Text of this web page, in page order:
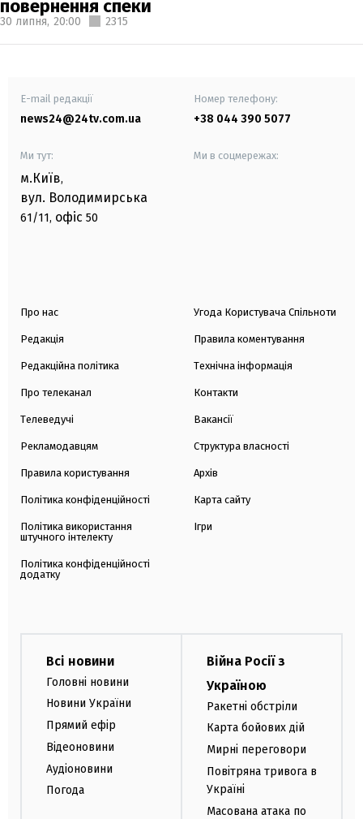
повернення спеки
30 липня, 20:00 2315
E-mail редакції
news24@24tv.com.ua
Номер телефону:
+38 044 390 5077
Ми тут:
м.Київ,
вул. Володимирська
61/11, офіс 50
Ми в соцмережах:
Про нас
Редакція
Редакційна політика
Про телеканал
Телеведучі
Рекламодавцям
Правила користування
Політика конфіденційності
Політика використання
штучного інтелекту
Політика конфіденційності
додатку
Угода Користувача Спільноти
Правила коментування
Технічна інформація
Контакти
Вакансії
Структура власності
Архів
Карта сайту
Ігри
Всі новини
Головні новини
Новини України
Прямий ефір
Відеоновини
Аудіоновини
Погода
Війна Росії з
Україною
Ракетні обстріли
Карта бойових дій
Мирні переговори
Повітряна тривога в
Україні
Масована атака по